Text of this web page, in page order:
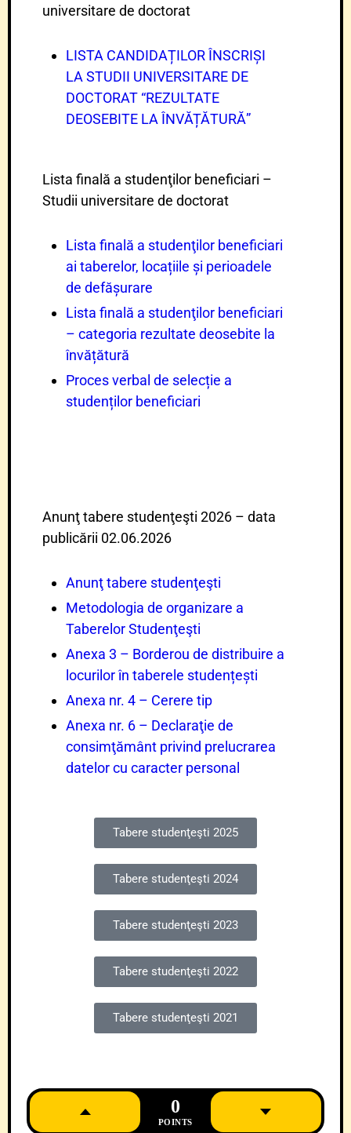
universitare de doctorat
LISTA CANDIDAȚILOR ÎNSCRIȘI
LA STUDII UNIVERSITARE DE
DOCTORAT “REZULTATE
DEOSEBITE LA ÎNVĂȚĂTURĂ”
Lista finală a studenţilor beneficiari –
Studii universitare de doctorat
Lista finală a studenţilor beneficiari
ai taberelor, locațiile și perioadele
de defășurare
Lista finală a studenţilor beneficiari
– categoria rezultate deosebite la
învățătură
Proces verbal de selecție a
studenților beneficiari
Anunţ tabere studenţeşti 2026 – data
publicării 02.06.2026
Anunţ tabere studenţeşti
Metodologia de organizare a
Taberelor Studenţeşti
Anexa 3 – Borderou de distribuire a
locurilor în taberele studențești
Anexa nr. 4 – Cerere tip
Anexa nr. 6 – Declaraţie de
consimţământ privind prelucrarea
datelor cu caracter personal
Tabere studenţeşti 2025
Tabere studenţeşti 2024
Tabere studenţeşti 2023
Tabere studenţeşti 2022
Tabere studenţeşti 2021
0
POINTS